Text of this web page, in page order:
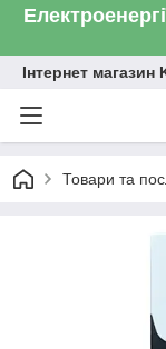
Інтернет магазин
Товари та